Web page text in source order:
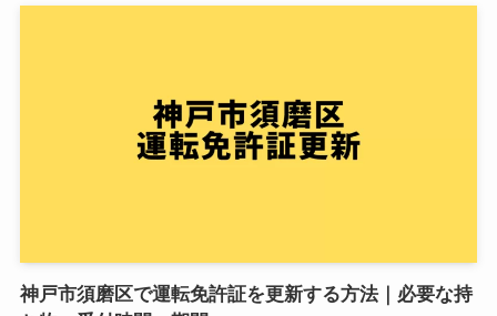
神戸市須磨区で運転免許証を更新する方法｜必要な持